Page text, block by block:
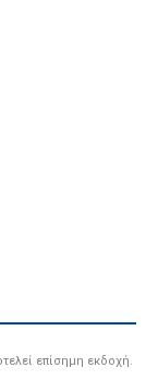
επίσημη εκδοχή.